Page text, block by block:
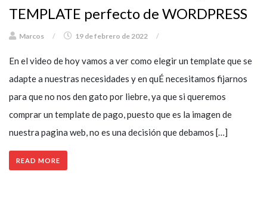
TEMPLATE perfecto de WORDPRESS
Marcos / 19 de febrero de 2022 /
En el video de hoy vamos a ver como elegir un template que se
adapte a nuestras necesidades y en quÉ necesitamos fijarnos
para que no nos den gato por liebre, ya que si queremos
comprar un template de pago, puesto que es la imagen de
nuestra pagina web, no es una decisión que debamos […]
READ MORE